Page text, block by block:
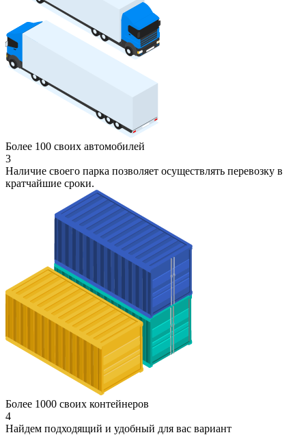
Более 100 своих автомобилей
3
Наличие своего парка позволяет осуществлять перевозку в
кратчайшие сроки.
Более 1000 своих контейнеров
4
Найдем подходящий и удобный для вас вариант